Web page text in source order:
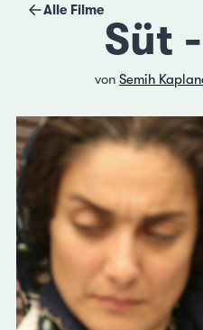
Alle Filme
Süt
von Semih